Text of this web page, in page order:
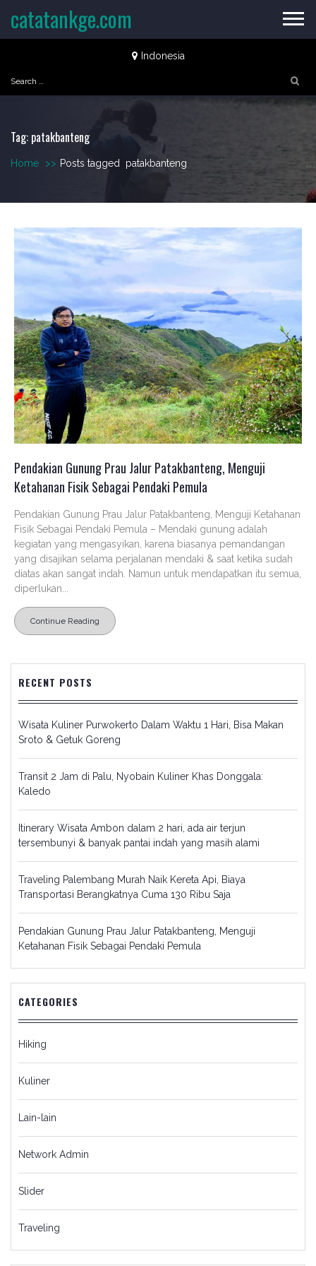
Indonesia
Search
for:
catatankge.com
Tag: patakbanteng
Home >> Posts tagged patakbanteng
Pendakian Gunung Prau Jalur Patakbanteng, Menguji
Ketahanan Fisik Sebagai Pendaki Pemula
Pendakian Gunung Prau Jalur Patakbanteng, Menguji Ketahanan
Fisik Sebagai Pendaki Pemula – Mendaki gunung adalah
kegiatan yang mengasyikan, karena biasanya pemandangan
yang disajikan selama perjalanan mendaki & saat ketika sudah
diatas akan sangat indah. Namun untuk mendapatkan itu semua,
diperlukan...
Continue Reading
RECENT POSTS
Wisata Kuliner Purwokerto Dalam Waktu 1 Hari, Bisa Makan
Sroto & Getuk Goreng
Transit 2 Jam di Palu, Nyobain Kuliner Khas Donggala:
Kaledo
Itinerary Wisata Ambon dalam 2 hari, ada air terjun
tersembunyi & banyak pantai indah yang masih alami
Traveling Palembang Murah Naik Kereta Api, Biaya
Transportasi Berangkatnya Cuma 130 Ribu Saja
Pendakian Gunung Prau Jalur Patakbanteng, Menguji
Ketahanan Fisik Sebagai Pendaki Pemula
CATEGORIES
Hiking
Kuliner
Lain-lain
Network Admin
Slider
Traveling